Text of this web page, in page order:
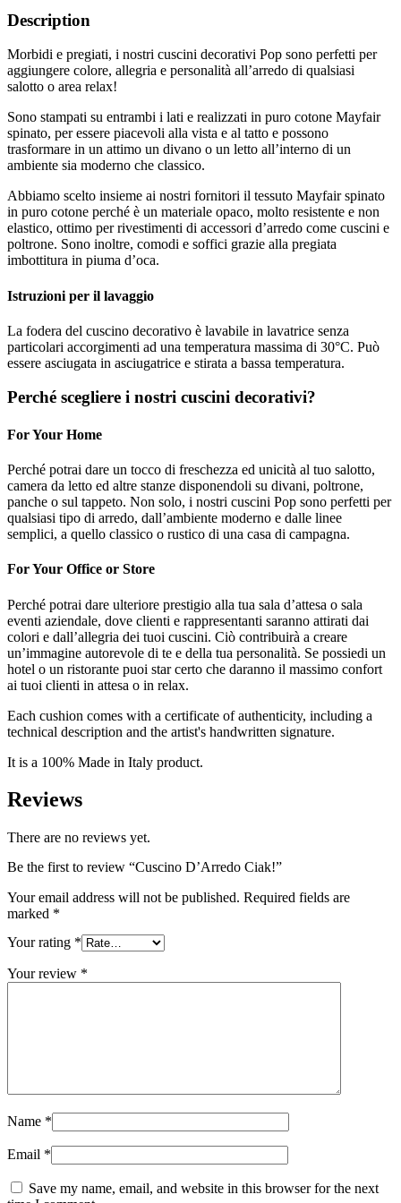
Description
Morbidi e pregiati, i nostri cuscini decorativi Pop sono perfetti per
aggiungere colore, allegria e personalità all’arredo di qualsiasi
salotto o area relax!
Sono stampati su entrambi i lati e realizzati in puro cotone Mayfair
spinato, per essere piacevoli alla vista e al tatto e possono
trasformare in un attimo un divano o un letto all’interno di un
ambiente sia moderno che classico.
Abbiamo scelto insieme ai nostri fornitori il tessuto Mayfair spinato
in puro cotone perché è un materiale opaco, molto resistente e non
elastico, ottimo per rivestimenti di accessori d’arredo come cuscini e
poltrone. Sono inoltre, comodi e soffici grazie alla pregiata
imbottitura in piuma d’oca.
Istruzioni per il lavaggio
La fodera del cuscino decorativo è lavabile in lavatrice senza
particolari accorgimenti ad una temperatura massima di 30°C. Può
essere asciugata in asciugatrice e stirata a bassa temperatura.
Perché scegliere i nostri cuscini decorativi?
For Your Home
Perché potrai dare un tocco di freschezza ed unicità al tuo salotto,
camera da letto ed altre stanze disponendoli su divani, poltrone,
panche o sul tappeto. Non solo, i nostri cuscini Pop sono perfetti per
qualsiasi tipo di arredo, dall’ambiente moderno e dalle linee
semplici, a quello classico o rustico di una casa di campagna.
For Your Office or Store
Perché potrai dare ulteriore prestigio alla tua sala d’attesa o sala
eventi aziendale, dove clienti e rappresentanti saranno attirati dai
colori e dall’allegria dei tuoi cuscini. Ciò contribuirà a creare
un’immagine autorevole di te e della tua personalità. Se possiedi un
hotel o un ristorante puoi star certo che daranno il massimo confort
ai tuoi clienti in attesa o in relax.
Each cushion comes with a certificate of authenticity, including a
technical description and the artist's handwritten signature.
It is a 100% Made in Italy product.
Reviews
There are no reviews yet.
Be the first to review “Cuscino D’Arredo Ciak!”
Your email address will not be published. Required fields are
marked *
Your rating *
Your review *
Name *
Email *
Save my name, email, and website in this browser for the next